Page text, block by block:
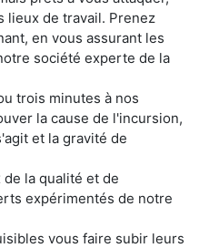
lieux de travail. Prenez
en vous assurant les
société experte de la
trois minutes à nos
la cause de l'incursion,
et la gravité de
la qualité et de
expérimentés de notre
vous faire subir leurs